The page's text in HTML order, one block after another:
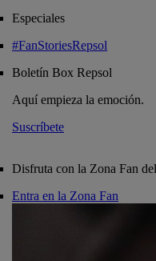
Especiales
#FanStoriesRepsol
Boletín Box Repsol
Aquí empieza la emoción.
Suscríbete
Disfruta con la Zona Fan
Entra en la Zona Fan